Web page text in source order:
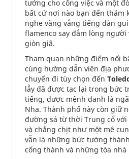
tưởng cho công việc và một
bất cứ nơi nào bạn đến thăm
nghe văng vẳng tiếng đàn
flamenco say đắm lòng
giòn giã.
Tham quan những điểm nổi
cùng hướng dẫn viên địa
chuyến đi tùy chọn đến
lẫy đã được tạc lại trong bức
tiếng, được mệnh danh là
Nha. Thành phố này còn giữ
đường sá từ thời Trung cổ
và chằng chịt như một mê
vẫn là những bức tường
cổng thành và những tòa nhà